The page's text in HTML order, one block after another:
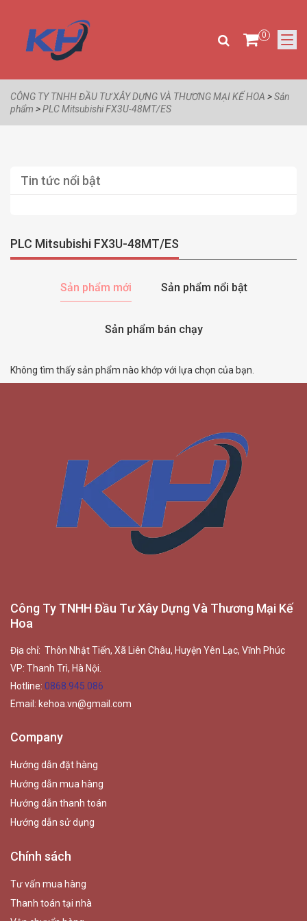
0
CÔNG TY TNHH ĐẦU TƯ XÂY DỰNG VÀ THƯƠNG MẠI KẾ HOA >Sản
phẩm >PLC Mitsubishi FX3U-48MT/ES
Tin tức nổi bật
PLC Mitsubishi FX3U-48MT/ES
Sản phẩm mới Sản phẩm nổi bật
Sản phẩm bán chạy
Không tìm thấy sản phẩm nào khớp với lựa chọn của bạn.
Công Ty TNHH Đầu Tư Xây Dựng Và Thương Mại Kế
Hoa
Địa chỉ: Thôn Nhật Tiến, Xã Liên Châu, Huyện Yên Lạc, Vĩnh Phúc
VP: Thanh Trì, Hà Nội.
Hotline: 0868.945.086
Email: kehoa.vn@gmail.com
Company
Hướng dẫn đặt hàng
Hướng dẫn mua hàng
Hướng dẫn thanh toán
Hướng dẫn sử dụng
Chính sách
Tư vấn mua hàng
Thanh toán tại nhà